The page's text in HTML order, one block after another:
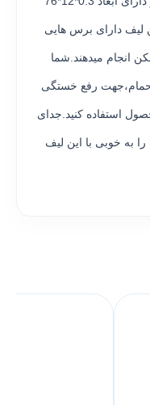
دارای برس هایی
انجام میدهند.شما
حمام،جهت رفع خستگی
استفاده کنید.جدای
به خوبی با این لیف